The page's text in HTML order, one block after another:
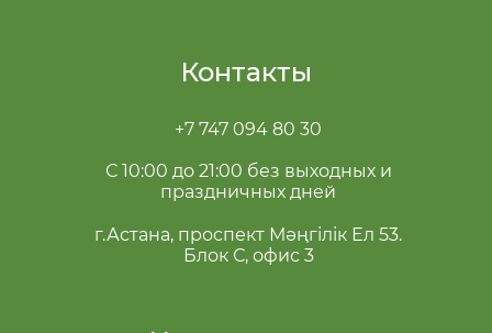
Контакты
+7 747 094 80 30
С 10:00 до 21:00 без выходных и
праздничных дней
г.Астана, проспект Мәңгілік Ел 53.
Блок С, офис 3